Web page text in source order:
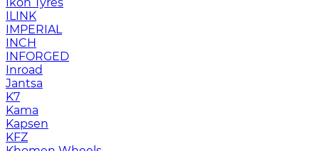
ILINK
IMPERIAL
INCH
INFORGED
Inroad
Jantsa
K7
Kama
Kapsen
KFZ